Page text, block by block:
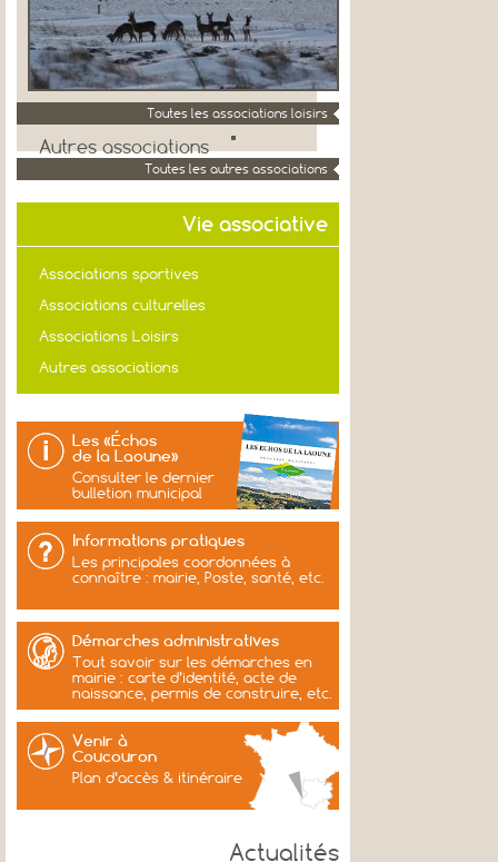
Toutes les associations loisirs
Autres associations
Toutes les autres associations
Vie associative
Associations sportives
Associations culturelles
Associations Loisirs
Autres associations
Les «Échos
de la Laoune»
Consulter le dernier
bulletion municipal
Informations pratiques
Les principales coordonnées à
connaître : mairie, Poste, santé, etc.
Démarches administratives
Tout savoir sur les démarches en
mairie : carte d’identité, acte de
naissance, permis de construire, etc.
Venir à
Coucouron
Plan d’accès & itinéraire
Actualités